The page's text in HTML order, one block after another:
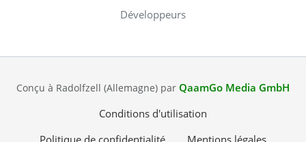
Développeurs
Conçu à Radolfzell (Allemagne) par QaamGo Media GmbH
Conditions d'utilisation
Politique de confidentialité
Mentions légales